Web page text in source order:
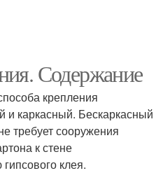
Содержание
крепления
и каркасный. Бескаркасный
требует сооружения
к стене
клея.